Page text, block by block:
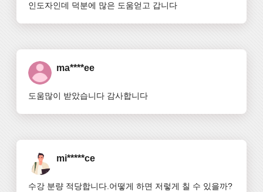
인도자인데 덕분에 많은 도움얻고 갑니다
ma****ee
도움많이 받았습니다 감사합니다
mi*****ce
수강 분량 적당합니다.어떻게 하면 저렇게 칠 수 있을까?